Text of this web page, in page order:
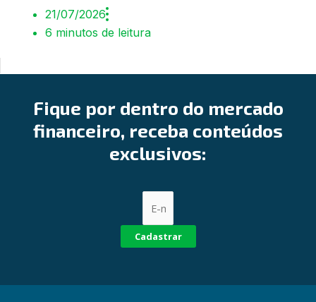
21/07/2026
6 minutos de leitura
Fique por dentro do mercado
financeiro, receba conteúdos
exclusivos:
Cadastrar